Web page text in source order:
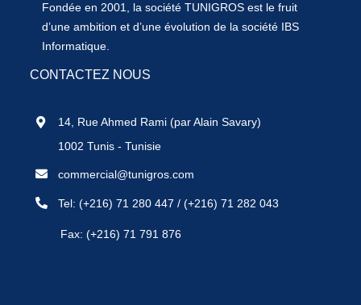
Fondée en 2001, la société TUNIGROS est le fruit
d’une ambition et d’une évolution de la société IBS
Informatique.
CONTACTEZ NOUS
14, Rue Ahmed Rami (par Alain Savary)
1002 Tunis - Tunisie
commercial@tunigros.com
Tel:(+216) 71 280 447 /(+216) 71 282 043
Fax: (+216) 71 791 876